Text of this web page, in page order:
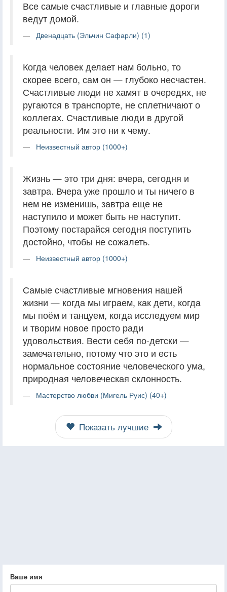
Все самые счастливые и главные дороги
ведут домой.
Двенадцать (Эльчин Сафарли) (1)
Когда человек делает нам больно, то
скорее всего, сам он — глубоко несчастен.
Счастливые люди не хамят в очередях, не
ругаются в транспорте, не сплетничают о
коллегах. Счастливые люди в другой
реальности. Им это ни к чему.
Неизвестный автор (1000+)
Жизнь — это три дня: вчера, сегодня и
завтра. Вчера уже прошло и ты ничего в
нем не изменишь, завтра еще не
наступило и может быть не наступит.
Поэтому постарайся сегодня поступить
достойно, чтобы не сожалеть.
Неизвестный автор (1000+)
Самые счастливые мгновения нашей
жизни — когда мы играем, как дети, когда
мы поём и танцуем, когда исследуем мир
и творим новое просто ради
удовольствия. Вести себя по-детски —
замечательно, потому что это и есть
нормальное состояние человеческого ума,
природная человеческая склонность.
Мастерство любви (Мигель Руис) (40+)
Показать лучшие
Ваше имя